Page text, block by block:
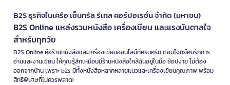
B2S ธุรกิจในเครือ เซ็นทรัล รีเทล คอร์ปอเรชั่น จำกัด (มหาชน)
B2S Online แหล่งรวมหนังสือ เครื่องเขียน และแรงบันดาลใจ
สำหรับทุกวัย
B2S Online คือร้านหนังสือและเครื่องเขียนออนไลน์ที่ครบครัน ตอบโจทย์คนรักการ
อ่านและงานเขียน ให้คุณรู้สึกเหมือนมีร้านหนังสือใกล้ฉันอยู่ในมือ ช้อปง่าย ไม่ต้อง
ออกจากบ้าน เพราะ b2s มีทั้งหนังสือหลากหลายแนวและเครื่องเขียนคุณภาพ พร้อม
สิทธิพิเศษที่ไม่ควรพลาด!